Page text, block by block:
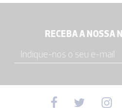
RECEBA A NOSSA